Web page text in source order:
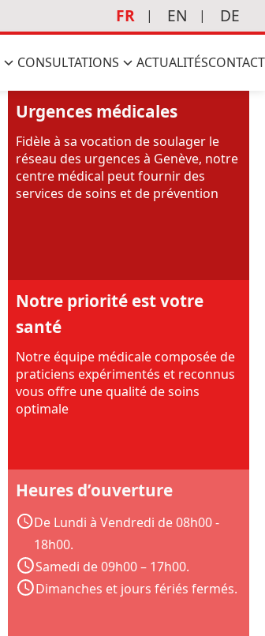
FR EN DE
CONSULTATIONS ACTUALITÉSCONTACT
Urgences médicales
Fidèle à sa vocation de soulager le
réseau des urgences à Genève, notre
centre médical peut fournir des
services de soins et de prévention
Notre priorité est votre
santé
Notre équipe médicale composée de
praticiens expérimentés et reconnus
vous offre une qualité de soins
optimale
Heures d’ouverture
De Lundi à Vendredi de 08h00 -
18h00.
Samedi de 09h00 – 17h00.
Dimanches et jours fériés fermés.